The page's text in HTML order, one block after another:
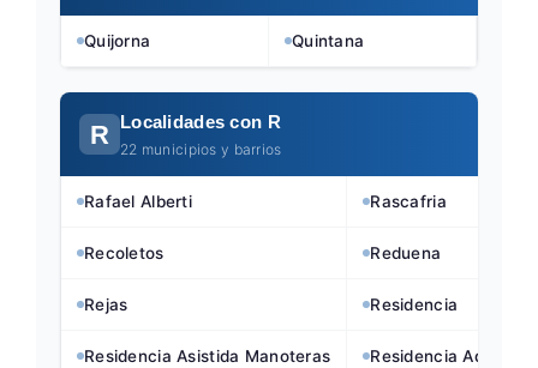
Quijorna Quintana
R Localidades con R
22 municipios y barrios
Rafael Alberti Rascafria
Recoletos Reduena
Rejas Residencia
Residencia Asistida Manoteras Residencia Adavir